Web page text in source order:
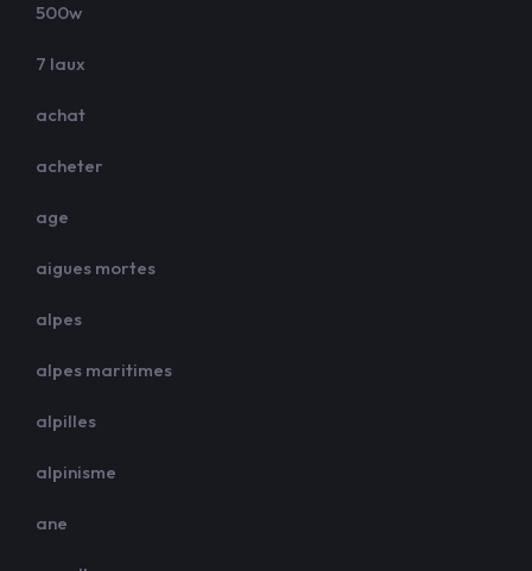
500w
7 laux
achat
acheter
age
aigues mortes
alpes
alpes maritimes
alpilles
alpinisme
ane